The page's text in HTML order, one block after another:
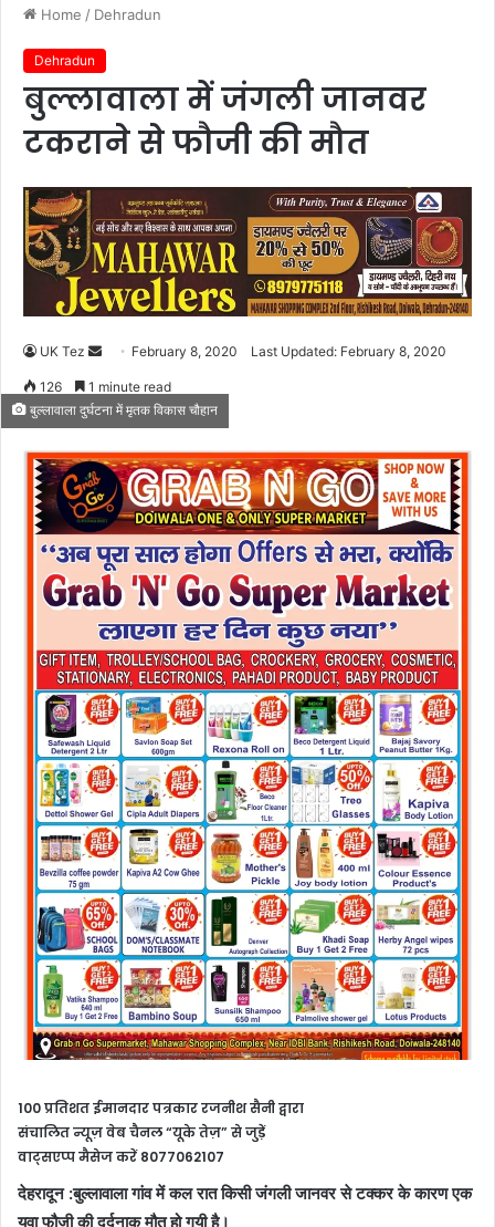
Home / Dehradun
Dehradun
बुल्लावाला में जंगली जानवर
टकराने से फौजी की मौत
UK Tez
n
d
a
e
m
a
i
February 8, 2020 Last Updated: February 8, 2020
126 1 minute read
बुल्लावाला दुर्घटना में मृतक विकास चौहान
100 प्रतिशत ईमानदार पत्रकार रजनीश सैनी द्वारा
संचालित न्यूज़ वेब चैनल “यूके तेज़” से जुड़ें
वाट्सएप्प मैसेज करें 8077062107
देहरादून :बुल्लावाला गांव में कल रात किसी जंगली जानवर से टक्कर के कारण एक
युवा फौजी की दर्दनाक मौत हो गयी है।